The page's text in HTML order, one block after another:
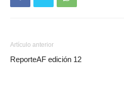
Artículo anterior
ReporteAF edición 12